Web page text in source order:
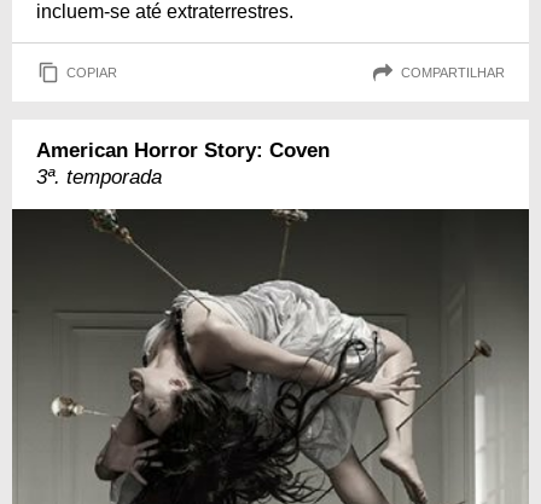
incluem-se até extraterrestres.
COPIAR COMPARTILHAR
American Horror Story: Coven
3ª. temporada